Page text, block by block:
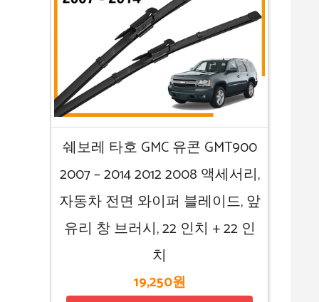
쉐보레 타호 GMC 유콘 GMT900
2007 – 2014 2012 2008 액세서리,
자동차 전면 와이퍼 블레이드, 앞
유리 창 브러시, 22 인치 + 22 인
치
19,250원